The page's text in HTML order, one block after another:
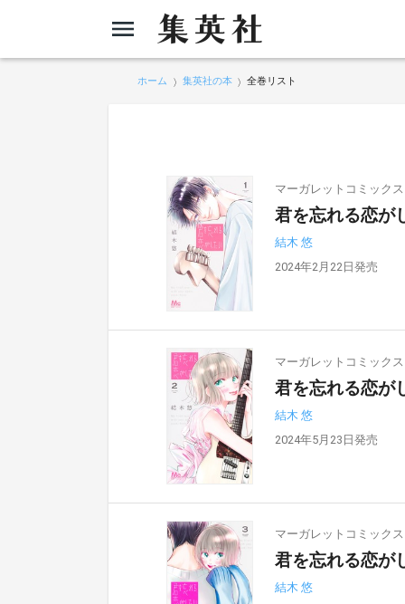
ホーム 集英社の本 全巻リスト
マーガレットコミックス
君を忘れる恋が
結木 悠
2024年2月22日発売
マーガレットコミックス
君を忘れる恋が
結木 悠
2024年5月23日発売
マーガレットコミックス
君を忘れる恋が
結木 悠